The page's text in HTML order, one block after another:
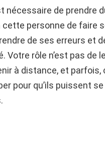
nécessaire de prendre
personne de faire
de ses erreurs et
Votre rôle n’est pas de
à distance, et parfois,
pour qu’ils puissent